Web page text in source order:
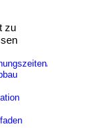
zu
Auf-